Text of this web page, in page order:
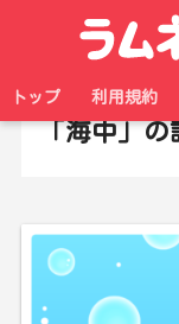
トップ 利用規約
「海中」の